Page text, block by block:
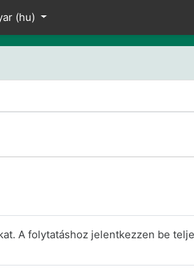
‎(hu)‎
A folytatáshoz jelentkezzen be